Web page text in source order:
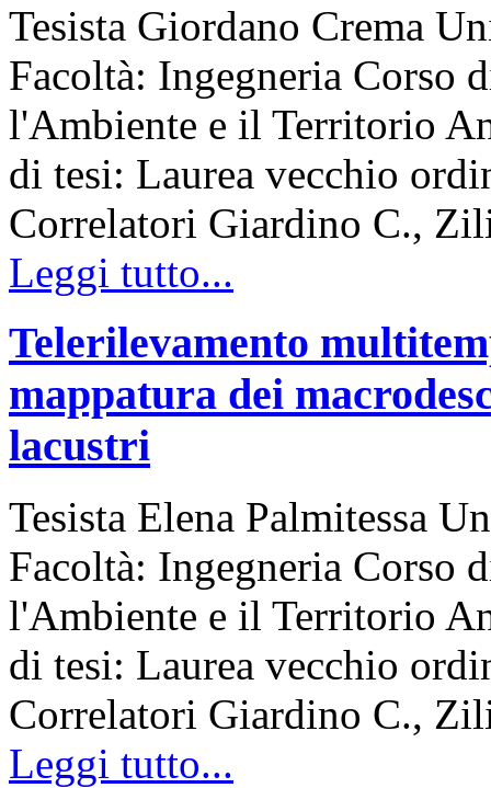
Tesista Giordano Crema
Facoltà: Ingegneria Corso
l'Ambiente e il Territorio
di tesi: Laurea vecchio
Correlatori Giardino C.,
Leggi tutto...
Telerilevamento
mappatura dei
lacustri
Tesista Elena Palmitessa
Facoltà: Ingegneria Corso
l'Ambiente e il Territorio
di tesi: Laurea vecchio
Correlatori Giardino C.,
Leggi tutto...